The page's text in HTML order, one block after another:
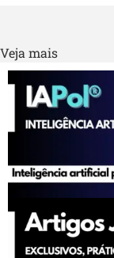
Veja mais